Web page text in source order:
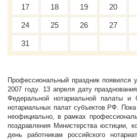
17 18 19 20
24 25 26 27
31
Профессиональный праздник появился
2007 году. 13 апреля дату
Федеральной нотариальной палаты и
нотариальных палат субъектов РФ.
неофициально, в рамках
поздравления Министерства юстиции,
день работникам российского